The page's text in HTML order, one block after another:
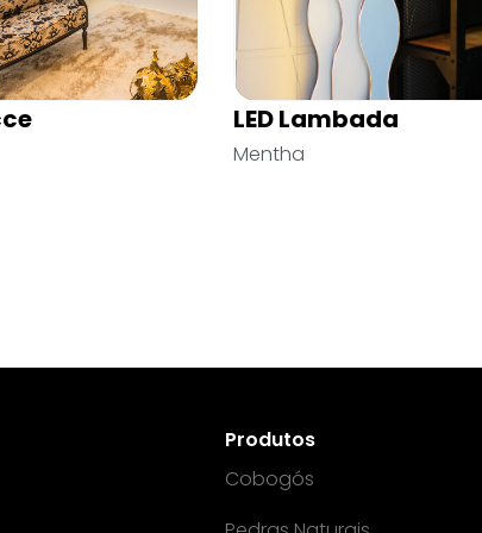
Reto Bandeira
Cerâmica Martins
Produtos
Cobogós